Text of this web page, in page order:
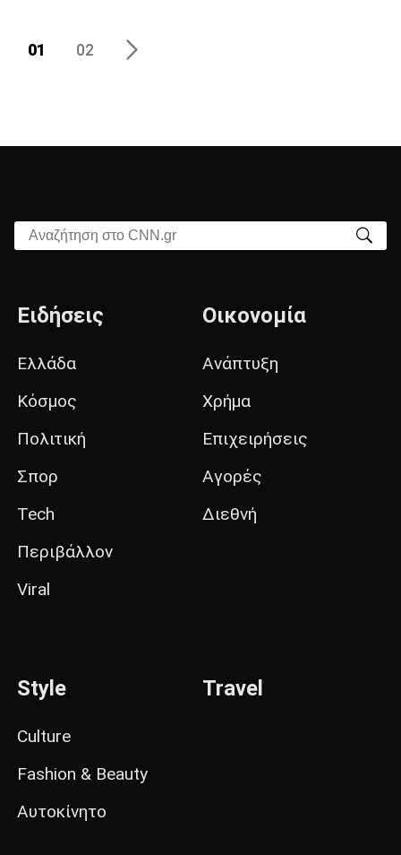
01 02
Αναζήτηση στο CNN.gr
Ειδήσεις
Ελλάδα
Κόσμος
Πολιτική
Σπορ
Tech
Περιβάλλον
Viral
Οικονομία
Ανάπτυξη
Χρήμα
Επιχειρήσεις
Αγορές
Διεθνή
Style
Culture
Fashion & Beauty
Αυτοκίνητο
Travel